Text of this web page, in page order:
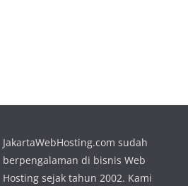
JakartaWebHosting.com sudah
berpengalaman di bisnis Web
Hosting sejak tahun 2002. Kami